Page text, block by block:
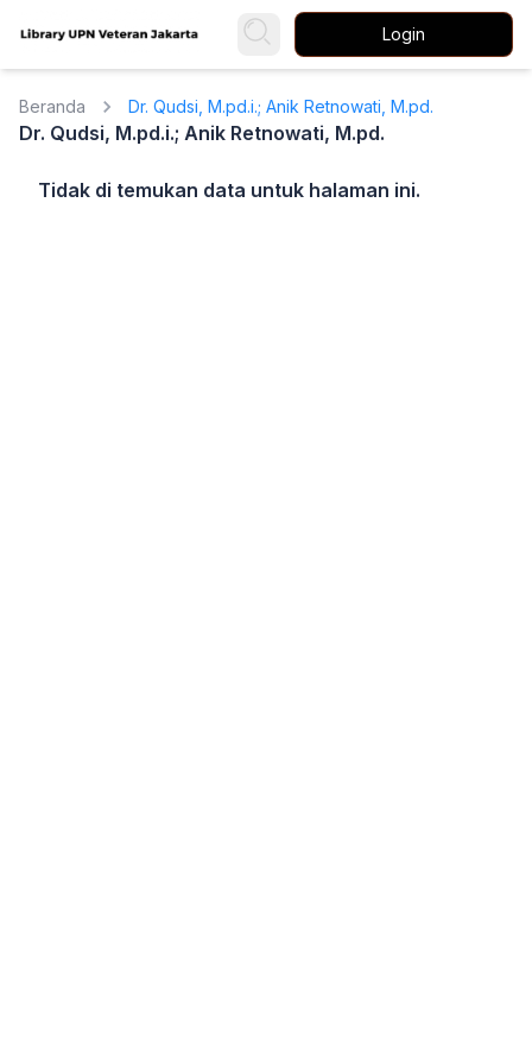
Login
Beranda Dr. Qudsi, M.pd.i.; Anik Retnowati, M.pd.
Dr. Qudsi, M.pd.i.; Anik Retnowati, M.pd.
Tidak di temukan data untuk halaman ini.